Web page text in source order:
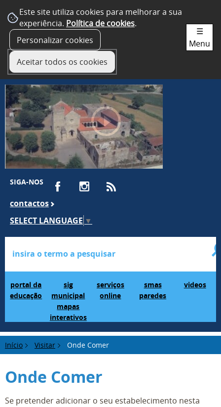
Este site utiliza cookies para melhorar a sua
experiência. Política de cookies.
Personalizar cookies
Aceitar todos os cookies
SIGA-NOS
contactos
SELECT LANGUAGE ▼
portal da
educação
sig
municipal
mapas
interativos
serviços
online
smas
paredes
videos
☰
Menu
Início Visitar Onde Comer
Onde Comer
Se pretender adicionar o seu estabelecimento nesta